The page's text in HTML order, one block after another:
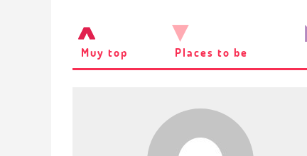
Muy top Places to be